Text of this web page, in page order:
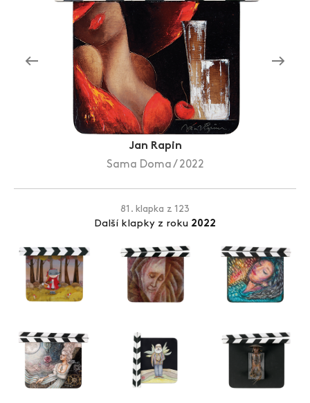
Aktuální výstavy
Aukce filmových klapek
Aktuality
Zlín Film Festival
Jan Rapin
Sama Doma / 2022
81. klapka z 123
Další klapky z roku 2022